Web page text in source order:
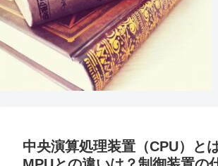
中央演算処理装置（CPU）と